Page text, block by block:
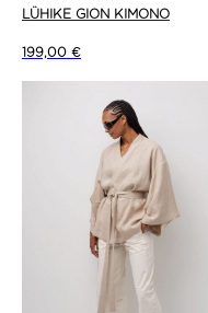
LÜHIKE GION KIMONO
199,00 €